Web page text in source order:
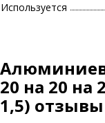
Используется
20 на 20
1,5) отзывы